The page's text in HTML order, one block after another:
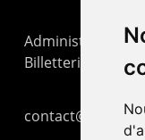
Administration :
Billetterie : +41 32